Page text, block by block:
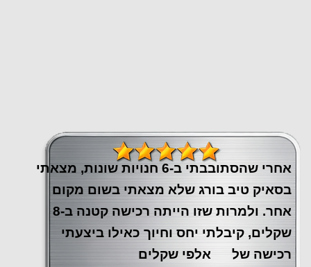
אחרי שהסתובבתי ב-6 חנויות שונות, מצאתי
בסאיק טיב בורג שלא מצאתי בשום מקום
אחר. ולמרות שזו הייתה רכישה קטנה ב-8
שקלים, קיבלתי יחס וחיוך כאילו ביצעתי
רכישה של אלפי שקלים